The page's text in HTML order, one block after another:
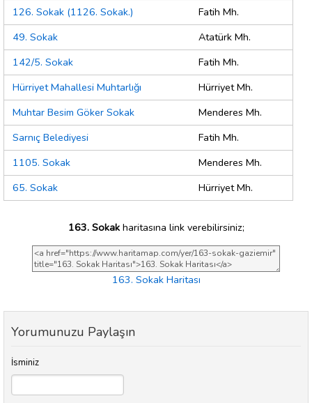
126. Sokak (1126. Sokak.)
Fatih Mh.
49. Sokak
Atatürk Mh.
142/5. Sokak
Fatih Mh.
Hürriyet Mahallesi Muhtarlığı
Hürriyet Mh.
Muhtar Besim Göker Sokak
Menderes Mh.
Sarnıç Belediyesi
Fatih Mh.
1105. Sokak
Menderes Mh.
65. Sokak
Hürriyet Mh.
163. Sokakharitasına link verebilirsiniz;
163. Sokak Haritası
Yorumunuzu Paylaşın
İsminiz